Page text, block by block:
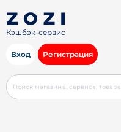
Кэшбэк-сервис
Вход Регистрация